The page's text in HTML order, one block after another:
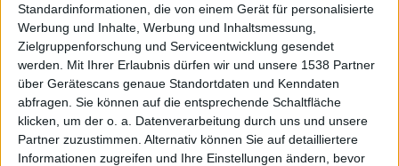
Standardinformationen, die von einem Gerät für personalisierte
Werbung und Inhalte, Werbung und Inhaltsmessung,
Zielgruppenforschung und Serviceentwicklung gesendet
werden.
Mit Ihrer Erlaubnis dürfen wir und unsere 1538 Partner
über Gerätescans genaue Standortdaten und Kenndaten
abfragen. Sie können auf die entsprechende Schaltfläche
klicken, um der o. a. Datenverarbeitung durch uns und unsere
Partner zuzustimmen. Alternativ können Sie auf detailliertere
Informationen zugreifen und Ihre Einstellungen ändern, bevor